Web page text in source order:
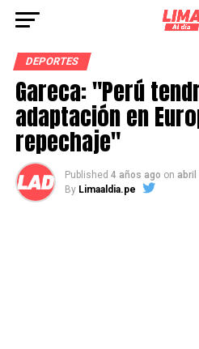
DEPORTES
Gareca: "Perú
adaptación en
repechaje"
Published 4 años ago on abril
By Limaaldia.pe